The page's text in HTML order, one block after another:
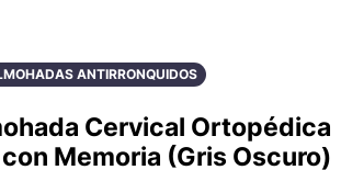
ANTIRRONQUIDOS
Cervical Ortopédica
Memoria (Gris Oscuro)